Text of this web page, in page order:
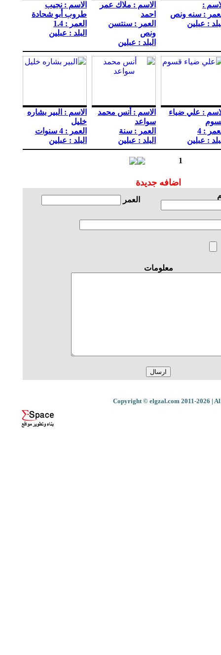
:
: سنه ونص
: عبلين
الاسم : ملاك عمر
احمد
العمر : سنتسن
ونص
البلد : عبلين
الاسم : نجيب
طروب أبو شحادة
العمر : 1.4
البلد : عبلين
: علي ضياء
: 4
: عبلين
الاسم : أنس محمد
سواعد
العمر : سنة
البلد : عبلين
الاسم : البير بشاره
خليل
العمر : 4 سنوات
البلد : عبلين
1
اضافه جديدة
العمر
معلومات